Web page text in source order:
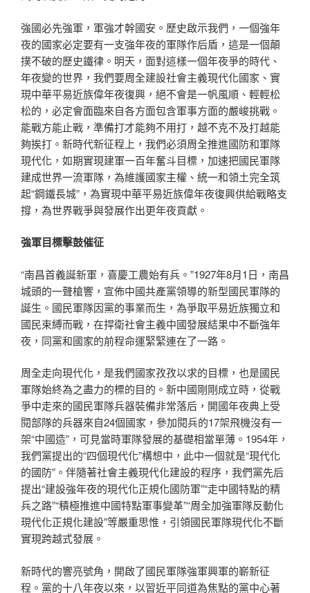
強國必先強軍，軍強才幹國安。歷史啟示我們，一個強年
夜的國家必定要有一支強年夜的軍隊作后盾，這是一個顛
撲不破的歷史鐵律。明天，面對這樣一個年夜爭的時代、
年夜變的世界，我們要周全建設社會主義現代化國家、實
現中華平易近族偉年夜復興，絕不會是一帆風順、輕輕松
松的，必定會面臨來自各方面包含軍事方面的嚴峻挑戰。
能戰方能止戰，準備打才能夠不用打，越不克不及打越能
夠挨打。新時代新征程上，我們必須周全推進國防和軍隊
現代化，如期實現建軍一百年奮斗目標，加速把國民軍隊
建成世界一流軍隊，為維護國家主權、統一和領土完全筑
起“鋼鐵長城”，為實現中華平易近族偉年夜復興供給戰略支
撐，為世界戰爭與發展作出更年夜貢獻。
強軍目標擊鼓催征
“南昌首義誕新軍，喜慶工農始有兵。”1927年8月1日，南昌
城頭的一聲槍響，宣佈中國共產黨領導的新型國民軍隊的
誕生。國民軍隊因黨的事業而生，為爭取平易近族獨立和
國民束縛而戰，在捍衛社會主義中國發展結果中不斷強年
夜，同黨和國家的前程命運緊緊連在了一路。
周全走向現代化，是我們國家孜孜以求的目標，也是國民
軍隊始終為之盡力的標的目的。新中國剛剛成立時，從戰
爭中走來的國民軍隊兵器裝備非常落后，開國年夜典上受
閱部隊的兵器來自24個國家，參加閱兵的17架飛機沒有一
架“中國造”，可見當時軍隊發展的基礎相當單薄。1954年，
我們黨提出的“四個現代化”構想中，此中一個就是“現代化
的國防”。伴隨著社會主義現代化建設的程序，我們黨先后
提出“建設強年夜的現代化正規化國防軍”“走中國特點的精
兵之路”“積極推進中國特點軍事變革”“周全加強軍隊反動化
現代化正規化建設”等嚴重思惟，引領國民軍隊現代化不斷
實現跨越式發展。
新時代的響亮號角，開啟了國民軍隊強軍興軍的嶄新征
程。黨的十八年夜以來，以習近平同道為焦點的黨中心著